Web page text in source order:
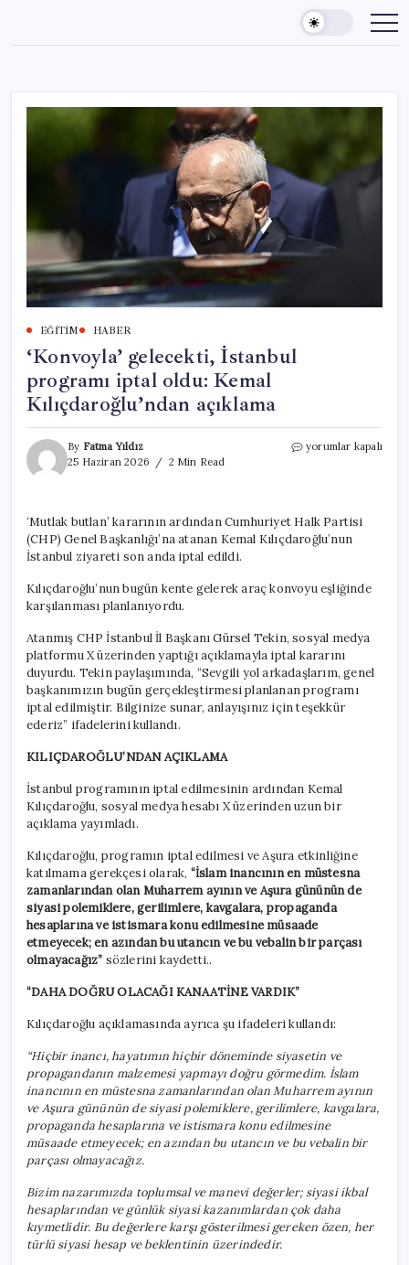
content
EĞITIM HABER
‘Konvoyla’ gelecekti, İstanbul
programı iptal oldu: Kemal
Kılıçdaroğlu’ndan açıklama
By Fatma Yıldız
25 Haziran 2026
2 Min Read
‘Konvoyla’
oldu:
Kemal
için
yorumlar kapalı
‘Mutlak butlan’ kararının ardından Cumhuriyet Halk Partisi
(CHP) Genel Başkanlığı’na atanan Kemal Kılıçdaroğlu’nun
İstanbul ziyareti son anda iptal edildi.
Kılıçdaroğlu’nun bugün kente gelerek araç konvoyu eşliğinde
karşılanması planlanıyordu.
Atanmış CHP İstanbul İl Başkanı Gürsel Tekin, sosyal medya
platformu X üzerinden yaptığı açıklamayla iptal kararını
duyurdu. Tekin paylaşımında, “Sevgili yol arkadaşlarım, genel
başkanımızın bugün gerçekleştirmesi planlanan programı
iptal edilmiştir. Bilginize sunar, anlayışınız için teşekkür
ederiz” ifadelerini kullandı.
KILIÇDAROĞLU’NDAN AÇIKLAMA
İstanbul programının iptal edilmesinin ardından Kemal
Kılıçdaroğlu, sosyal medya hesabı X üzerinden uzun bir
açıklama yayımladı.
Kılıçdaroğlu, programın iptal edilmesi ve Aşura etkinliğine
katılmama gerekçesi olarak, “İslam inancının en müstesna
zamanlarından olan Muharrem ayının ve Aşura gününün de
siyasi polemiklere, gerilimlere, kavgalara, propaganda
hesaplarına ve istismara konu edilmesine müsaade
etmeyecek; en azından bu utancın ve bu vebalin bir parçası
olmayacağız” sözlerini kaydetti..
“DAHA DOĞRU OLACAĞI KANAATİNE VARDIK”
Kılıçdaroğlu açıklamasında ayrıca şu ifadeleri kullandı:
“Hiçbir inancı, hayatımın hiçbir döneminde siyasetin ve
propagandanın malzemesi yapmayı doğru görmedim. İslam
inancının en müstesna zamanlarından olan Muharrem ayının
ve Aşura gününün de siyasi polemiklere, gerilimlere, kavgalara,
propaganda hesaplarına ve istismara konu edilmesine
müsaade etmeyecek; en azından bu utancın ve bu vebalin bir
parçası olmayacağız.
Bizim nazarımızda toplumsal ve manevi değerler; siyasi ikbal
hesaplarından ve günlük siyasi kazanımlardan çok daha
kıymetlidir. Bu değerlere karşı gösterilmesi gereken özen, her
türlü siyasi hesap ve beklentinin üzerindedir.